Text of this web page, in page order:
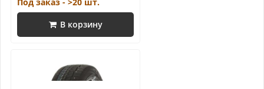
В корзину